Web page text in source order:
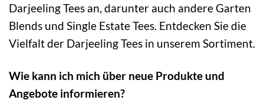
Darjeeling Tees an, darunter auch andere Garten
Blends und Single Estate Tees. Entdecken Sie die
Vielfalt der Darjeeling Tees in unserem Sortiment.
Wie kann ich mich über neue Produkte und
Angebote informieren?